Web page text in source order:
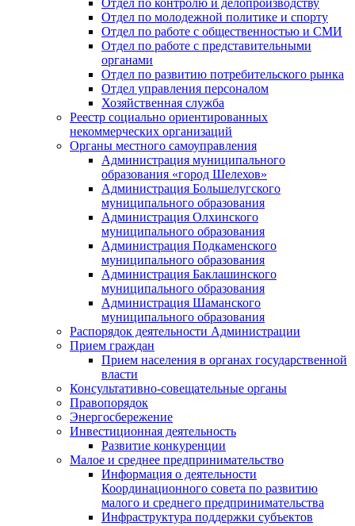
Отдел по молодежной политике и спорту
Отдел по работе с общественностью и СМИ
Отдел по работе с представительными
органами
Отдел по развитию потребительского рынка
Отдел управления персоналом
Хозяйственная служба
Реестр социально ориентированных
некоммерческих организаций
Органы местного самоуправления
Администрация муниципального
образования «город Шелехов»
Администрация Большелугского
муниципального образования
Администрация Олхинского
муниципального образования
Администрация Подкаменского
муниципального образования
Администрация Баклашинского
муниципального образования
Администрация Шаманского
муниципального образования
Распорядок деятельности Администрации
Прием граждан
Прием населения в органах государственной
власти
Консультативно-совещательные органы
Правопорядок
Энергосбережение
Инвестиционная деятельность
Развитие конкуренции
Малое и среднее предпринимательство
Информация о деятельности
Координационного совета по развитию
малого и среднего предпринимательства
Инфраструктура поддержки субъектов